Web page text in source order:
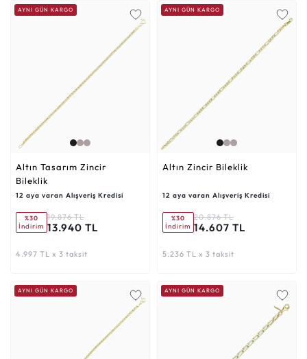
AYNI GÜN KARGO
Altın Tasarım Zincir
Bileklik
12 aya varan Alışveriş Kredisi
%30
İndirim
19.876 TL
13.940 TL
4.997 TL x 3 taksit
AYNI GÜN KARGO
Altın Zincir Bileklik
12 aya varan Alışveriş Kredisi
%30
İndirim
20.876 TL
14.607 TL
5.236 TL x 3 taksit
AYNI GÜN KARGO AYNI GÜN KARGO